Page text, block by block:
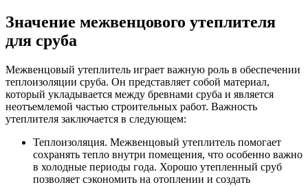
Значение межвенцового утеплителя
для сруба
Межвенцовый утеплитель играет важную роль в обеспечении
теплоизоляции сруба. Он представляет собой материал,
который укладывается между бревнами сруба и является
неотъемлемой частью строительных работ. Важность
утеплителя заключается в следующем:
Теплоизоляция. Межвенцовый утеплитель помогает
сохранять тепло внутри помещения, что особенно важно
в холодные периоды года. Хорошо утепленный сруб
позволяет сэкономить на отоплении и создать